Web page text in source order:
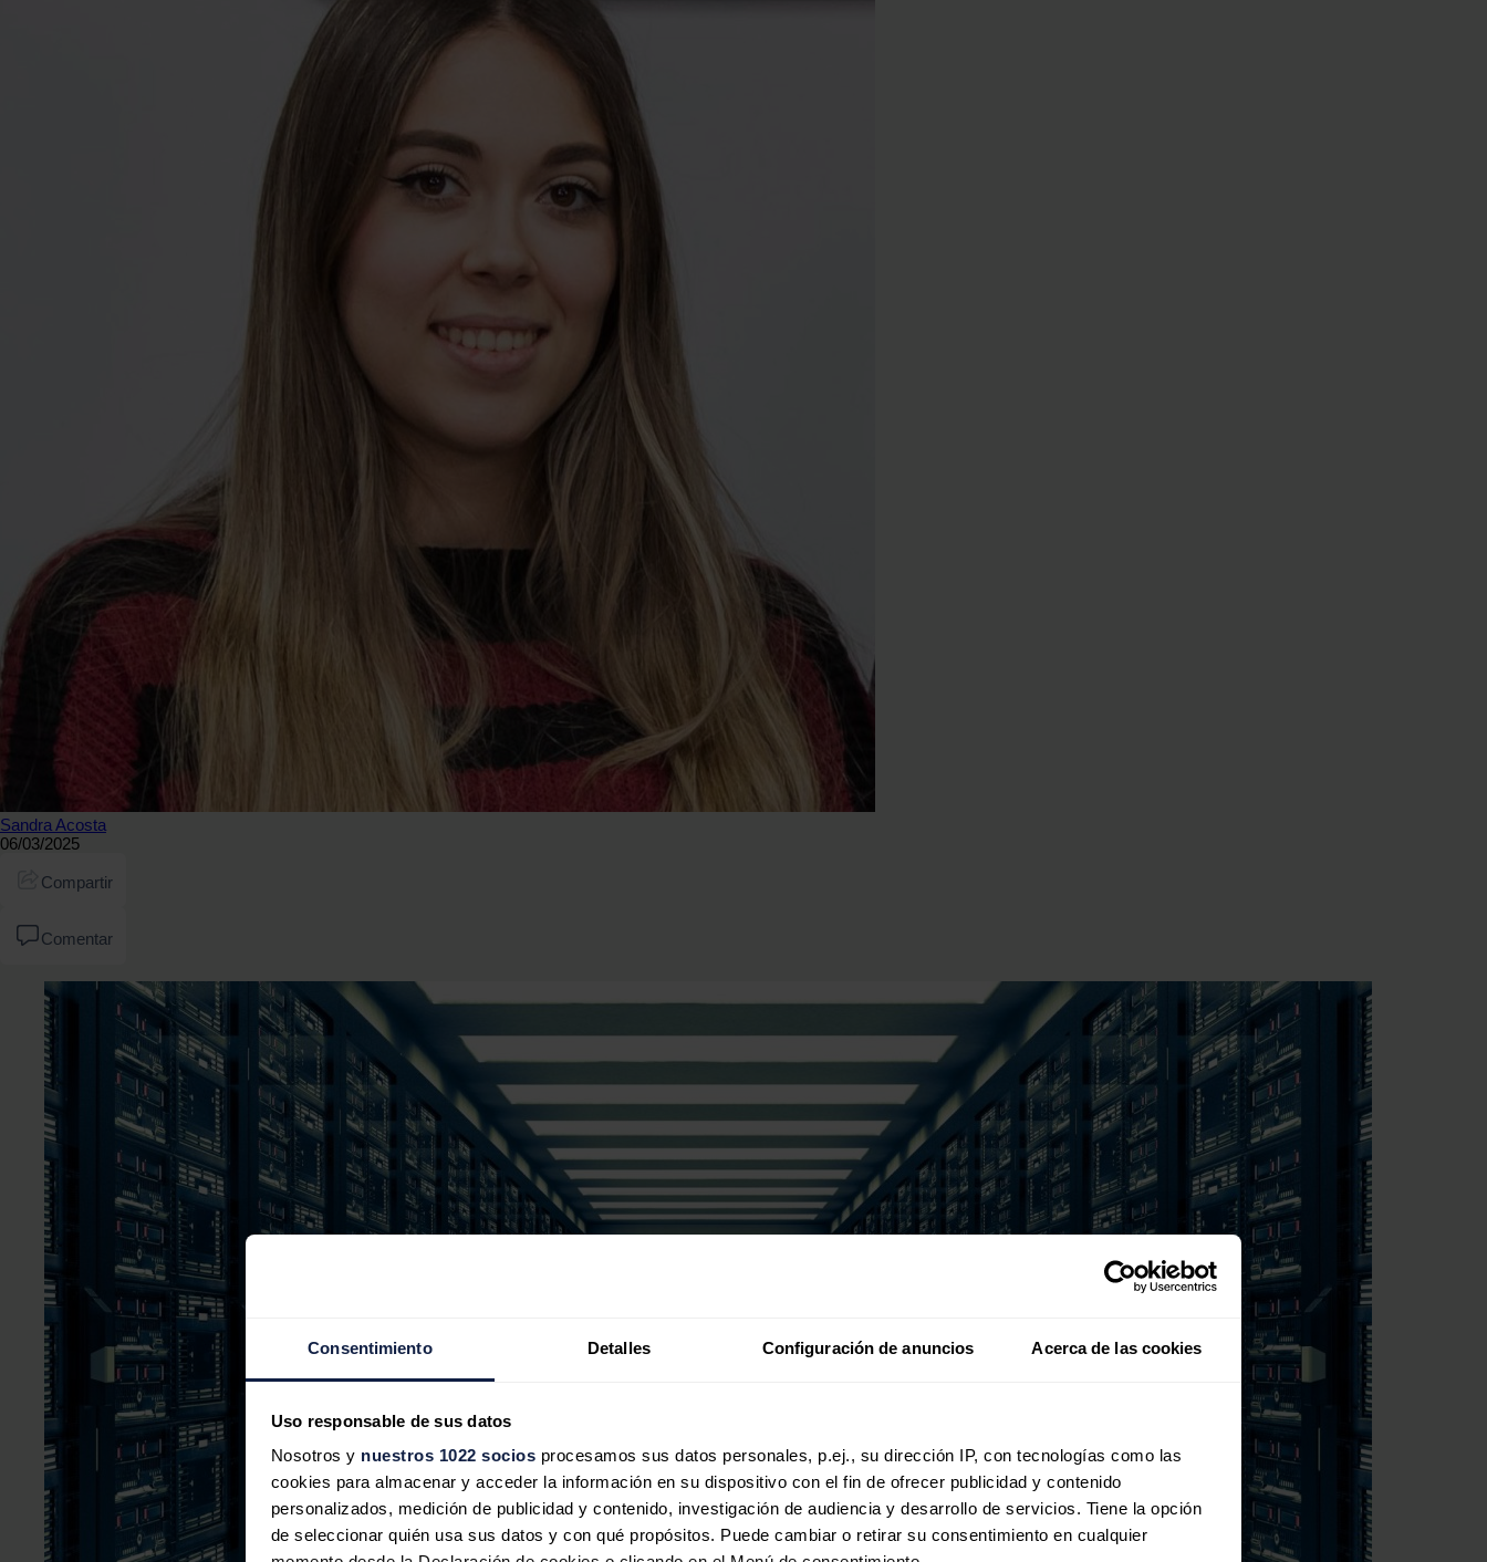
Consentimiento Detalles Configuración de anuncios Acerca de las cookies
Uso responsable de sus datos
Nosotros y nuestros 1022 socios procesamos sus datos personales, p.ej., su dirección IP, con tecnologías como las
cookies para almacenar y acceder la información en su dispositivo con el fin de ofrecer publicidad y contenido
personalizados, medición de publicidad y contenido, investigación de audiencia y desarrollo de servicios. Tiene la opción
de seleccionar quién usa sus datos y con qué propósitos. Puede cambiar o retirar su consentimiento en cualquier
Sandra Acosta
06/03/2025
Compartir
Comentar